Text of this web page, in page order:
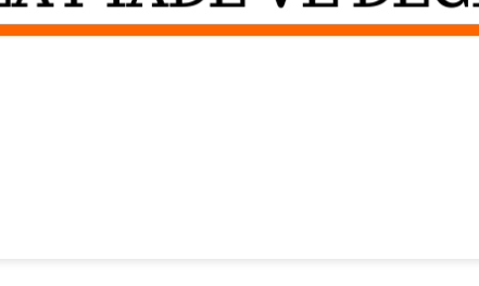
Sivri Maskaretli File